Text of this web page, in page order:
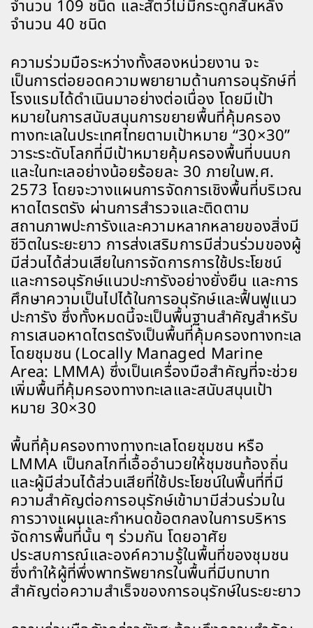
จำนวน 109 ชนิด เเละสัตว์ไม่มีกระดูกสันหลัง
จำนวน 40 ชนิด
ความร่วมมือระหว่างทั้งสองหน่วยงาน จะ
เป็นการต่อยอดความพยายามด้านการอนุรักษ์ที่
โรงแรมได้ดำเนินมาอย่างต่อเนื่อง โดยมีเป้า
หมายในการสนับสนุนการขยายพื้นที่คุ้มครอง
ทางทะเลในประเทศไทยตามเป้าหมาย “30×30”
วาระระดับโลกที่มีเป้าหมายคุ้มครองพื้นที่บนบก
และในทะเลอย่างน้อยร้อยละ 30 ภายในพ.ศ.
2573 โดยจะวางแผนการจัดการเชิงพื้นที่บริเวณ
หาดไตรตรัง ผ่านการสำรวจและติดตาม
สถานภาพปะการังและความหลากหลายของสิ่งมี
ชีวิตในระยะยาว การส่งเสริมการมีส่วนร่วมของผู้
มีส่วนได้ส่วนเสียในการจัดการการใช้ประโยชน์
และการอนุรักษ์แนวปะการังอย่างยั่งยืน และการ
ศึกษาความเป็นไปได้ในการอนุรักษ์และฟื้นฟูแนว
ปะการัง ซึ่งทั้งหมดนี้จะเป็นพื้นฐานสำคัญสำหรับ
การเสนอหาดไตรตรังเป็นพื้นที่คุ้มครองทางทะเล
โดยชุมชน (Locally Managed Marine
Area: LMMA) ซึ่งเป็นเครื่องมือสำคัญที่จะช่วย
เพิ่มพื้นที่คุ้มครองทางทะเลและสนับสนุนเป้า
หมาย 30×30
พื้นที่คุ้มครองทางทางทะเลโดยชุมชน หรือ
LMMA เป็นกลไกที่เอื้ออำนวยให้ชุมชนท้องถิ่น
และผู้มีส่วนได้ส่วนเสียที่ใช้ประโยชน์ในพื้นที่ที่มี
ความสำคัญต่อการอนุรักษ์เข้ามามีส่วนร่วมใน
การวางแผนและกำหนดข้อตกลงในการบริหาร
จัดการพื้นที่่นั้น ๆ ร่วมกัน โดยอาศัย
ประสบการณ์และองค์ความรู้ในพื้นที่ของชุมชน
ซึ่งทำให้ผู้ที่พึ่งพาทรัพยากรในพื้นที่มีบทบาท
สำคัญต่อความสำเร็จของการอนุรักษ์ในระยะยาว